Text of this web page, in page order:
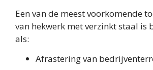
Een van de meest voorkomende
van hekwerk met verzinkt staal is
als:
Afrastering van